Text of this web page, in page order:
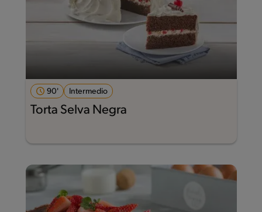
90' Intermedio
Torta Selva Negra